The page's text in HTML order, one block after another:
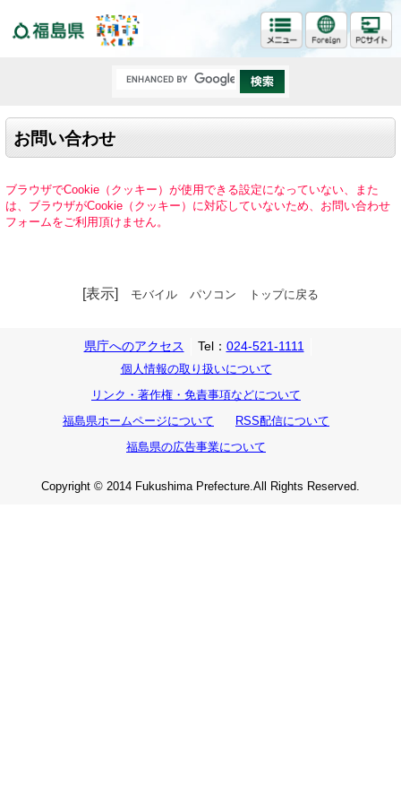
お問い合わせ
ブラウザでCookie（クッキー）が使用できる設定になっていない、また
は、ブラウザがCookie（クッキー）に対応していないため、お問い合わせ
フォームをご利用頂けません。
[表示] モバイル パソコン トップに戻る
県庁へのアクセス Tel： 024-521-1111
個人情報の取り扱いについて
リンク・著作権・免責事項などについて
福島県ホームページについて
RSS配信について
福島県の広告事業について
Copyright © 2014 Fukushima Prefecture.All Rights Reserved.